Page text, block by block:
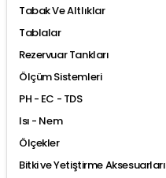
Tabak Ve Altlıklar
Tablalar
Rezervuar Tankları
Ölçüm Sistemleri
PH - EC - TDS
Isı - Nem
Ölçekler
Bitki ve Yetiştirme Aksesuarları